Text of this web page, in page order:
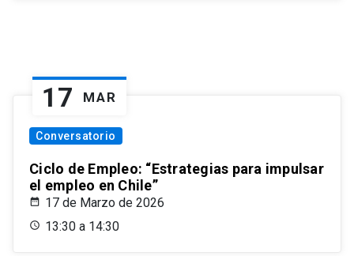
17 MAR
Conversatorio
Ciclo de Empleo: “Estrategias para impulsar
el empleo en Chile”
17 de Marzo de 2026
13:30 a 14:30